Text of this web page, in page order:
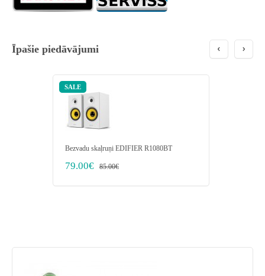
Īpašie piedāvājumi
SALE
Bezvadu skaļruņi EDIFIER R1080BT
79.00€ 85.00€